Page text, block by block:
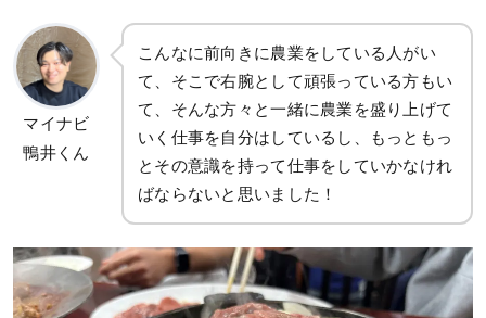
マイナビ
鴨井くん
こんなに前向きに農業をしている人がい
て、そこで右腕として頑張っている方もい
て、そんな方々と一緒に農業を盛り上げて
いく仕事を自分はしているし、もっともっ
とその意識を持って仕事をしていかなけれ
ばならないと思いました！